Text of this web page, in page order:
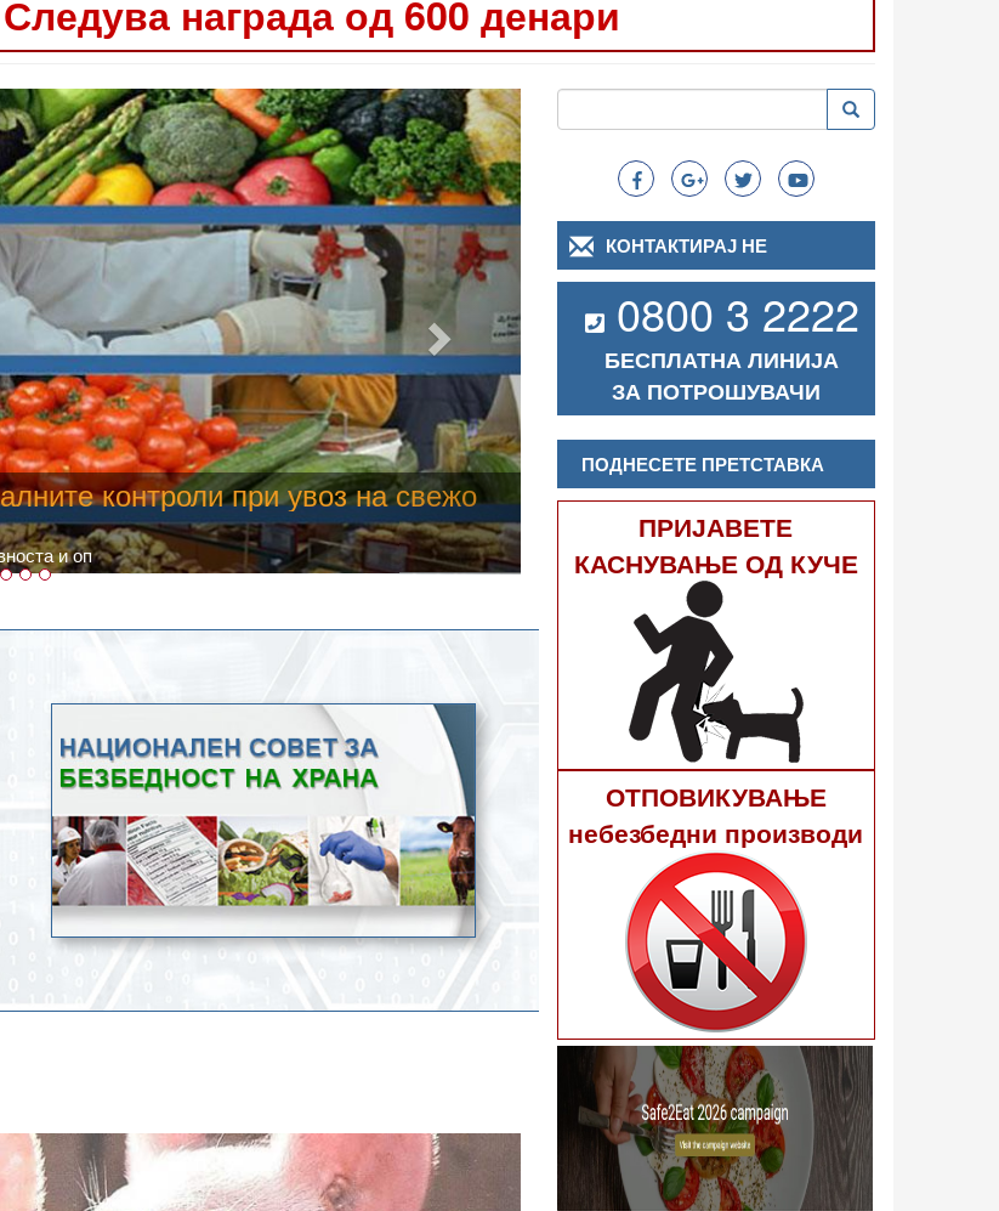
Следува награда од 600 денари
со храна, опасни се и за
метеоролозите во одредени региони ќе достигне 40
Следно
Search
Пребарување Пребарување
КОНТАКТИРАЈ НЕ
0800 3 2222
БЕСПЛАТНА ЛИНИЈА
ЗА ПОТРОШУВАЧИ
ПОДНЕСЕТЕ ПРЕТСТАВКА
ПРИЈАВЕТЕ
КАСНУВАЊЕ ОД КУЧЕ
ОТПОВИКУВАЊЕ
небезбедни производи